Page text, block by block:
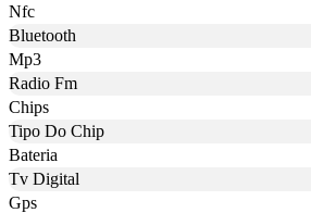
Nfc
Bluetooth
Mp3
Radio Fm
Chips
Tipo Do Chip
Bateria
Tv Digital
Gps